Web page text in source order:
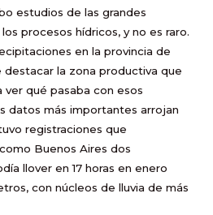
estudios de las grandes
procesos hídricos, y no es raro.
en la provincia de
la zona productiva que
qué pasaba con esos
datos más importantes arrojan
registraciones que
Buenos Aires dos
llover en 17 horas en enero
con núcleos de lluvia de más